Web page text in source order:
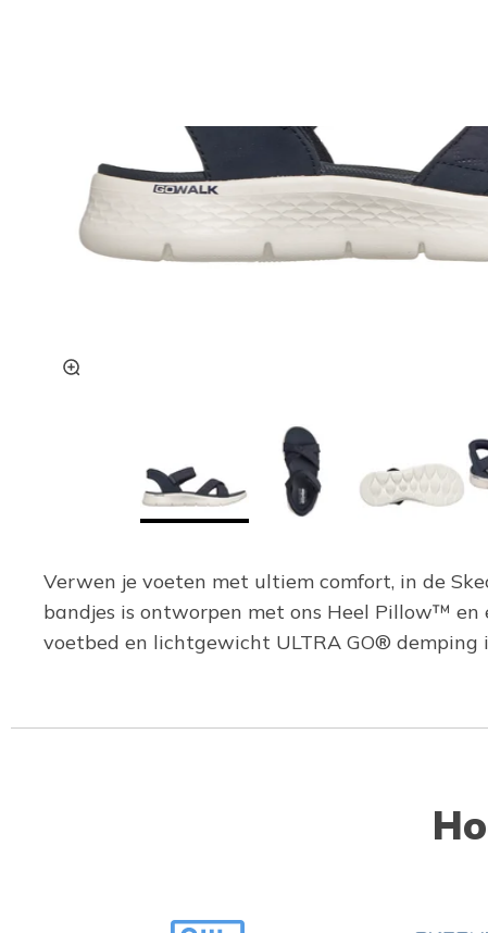
Verwen je voeten met ultiem comfort, in de
bandjes is ontworpen met ons Heel Pillow™
voetbed en lichtgewicht ULTRA GO®